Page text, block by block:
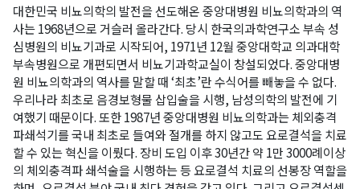
대한민국 비뇨의학의 발전을 선도해온 중앙대병원 비뇨의학과의 역
사는 1968년으로 거슬러 올라간다. 당시 한국의과학연구소 부속 성
심병원의 비뇨기과로 시작되어, 1971년 12월 중앙대학교 의과대학
부속병원으로 개편되면서 비뇨기과학교실이 창설되었다. 중앙대병
원 비뇨의학과의 역사를 말할 때 ‘최초’란 수식어를 빼놓을 수 없다.
우리나라 최초로 음경보형물 삽입술을 시행, 남성의학의 발전에 기
여했기 때문이다. 또한 1987년 중앙대병원 비뇨의학과는 체외충격
파쇄석기를 국내 최초로 들여와 절개를 하지 않고도 요로결석을 치료
할 수 있는 혁신을 이뤘다. 장비 도입 이후 30년간 약 1만 3000례이상
의 체외충격파 쇄석술을 시행하는 등 요로결석 치료의 선봉장 역할을